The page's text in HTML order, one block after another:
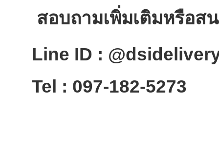
สอบถามเพิ่มเติมหรือส
Line ID :
Tel : 097-182-5273